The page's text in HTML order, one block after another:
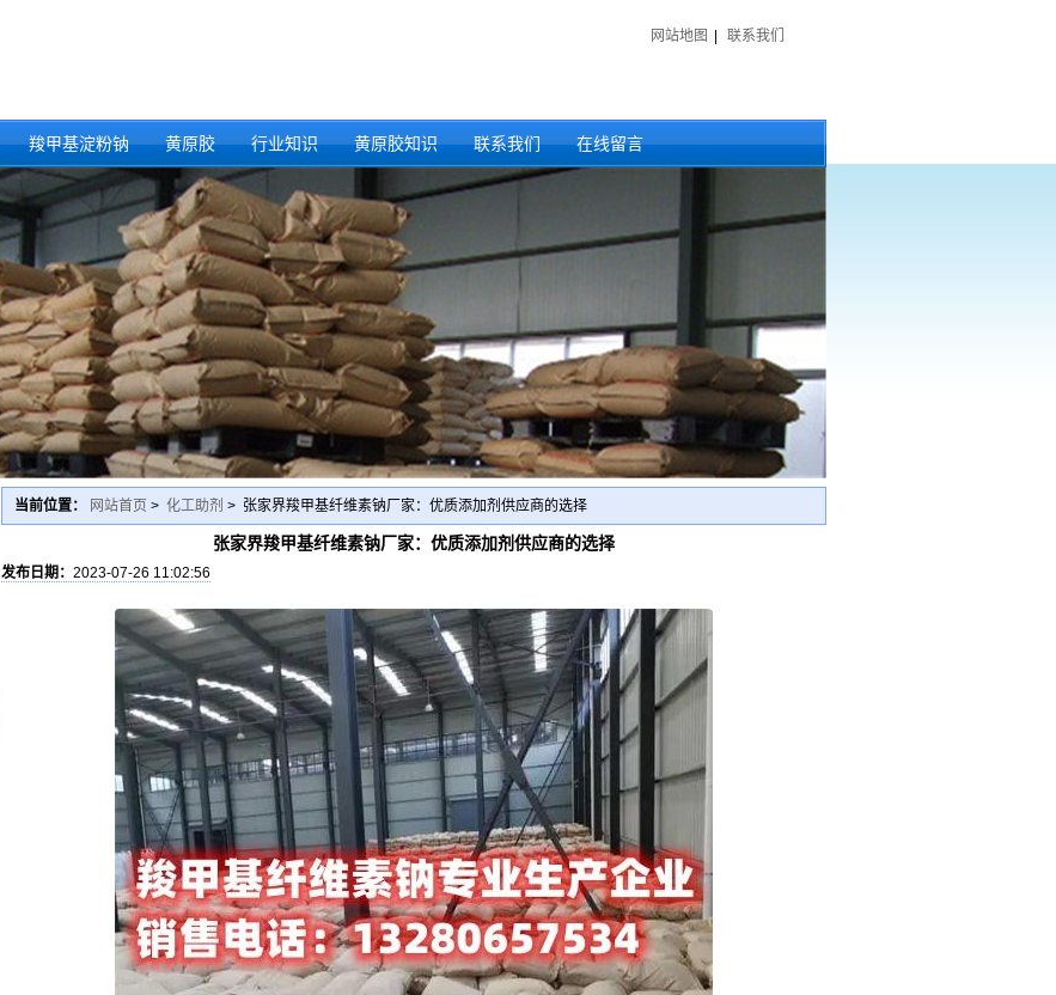
网站地图 联系我们
羧甲基淀粉钠 黄原胶 行业知识 黄原胶知识 联系我们 在线留言
当前位置： 网站首页 > 化工助剂 > 张家界羧甲基纤维素钠厂家：优质添加剂供应商的选择
张家界羧甲基纤维素钠厂家：优质添加剂供应商的选择
发布日期： 2023-07-26 11:02:56